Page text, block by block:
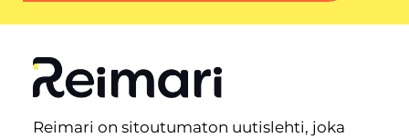
Reimari on sitoutumaton uutislehti, joka